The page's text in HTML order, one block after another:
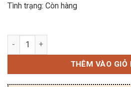
Tình trạng: Còn hàng
TS04 ADSTS04 chính hãng
THÊM VÀO GIỎ